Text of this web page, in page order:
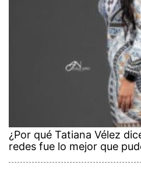
¿Por qué Tatiana Vélez
redes fue lo mejor que